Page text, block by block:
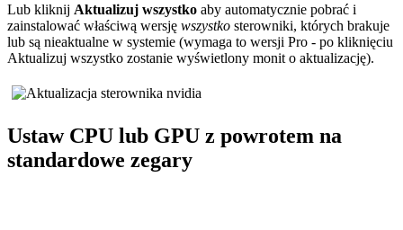
Lub kliknij Aktualizuj wszystko aby automatycznie pobrać i
zainstalować właściwą wersję wszystko sterowniki, których brakuje
lub są nieaktualne w systemie (wymaga to wersji Pro - po kliknięciu
Aktualizuj wszystko zostanie wyświetlony monit o aktualizację).
Ustaw CPU lub GPU z powrotem na
standardowe zegary